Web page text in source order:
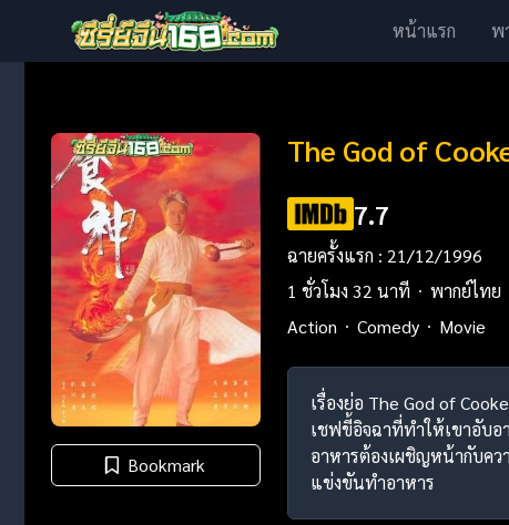
หน้าแรก พ
Bookmark
The God of
7.7
ฉายครั้งแรก : 21/12/1996
1 ชั่วโมง 32 นาที
พากย์ไทย
Action
Comedy Movie
เรื่องย่อ The God of
เชฟขี้อิจฉาที่ทำให้เขาอับ
อาหารต้องเผชิญหน้ากับคว
แข่งขันทำอาหาร